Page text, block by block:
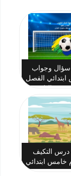
سؤال وجواب
الفصل
درس التكيف
خامس ابتدائي